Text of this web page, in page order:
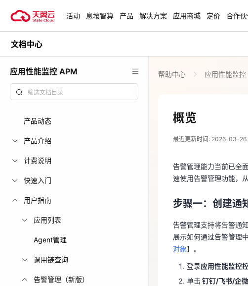
试用，产品折扣等，助您降本增
安全隔离版
企业出海解决方案
助力您的业务扬帆出海，
云上钜惠
免费活动
免费试用中心
活动 息壤智算 产品 解决方案 应用商城 定价 合作
文档中心
应用性能监控 APM
产品动态
产品介绍
计费说明
快速入门
用户指南
应用列表
Agent管理
调用链查询
告警管理（新版）
帮助中心 应用性能监控
概览
最近更新时间: 2026-03-26
2026-03-26 12:26:11
告警管理能力当前已全
步骤一：创建通
告警管理支持将告警通
对象】。
登录应用性能监控
告警管理能力当前已全
速使用告警管理功能，
步骤一：创建通
告警管理支持将告警通
展示如何通过告警管理
对象】。
登录应用性能监控
单击钉钉/飞书/企微